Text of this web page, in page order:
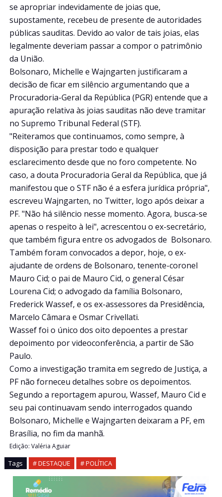
se apropriar indevidamente de joias que,
supostamente, recebeu de presente de autoridades
públicas sauditas. Devido ao valor de tais joias, elas
legalmente deveriam passar a compor o patrimônio
da União.
Bolsonaro, Michelle e Wajngarten justificaram a
decisão de ficar em silêncio argumentando que a
Procuradoria-Geral da República (PGR) entende que a
apuração relativa às joias sauditas não deve tramitar
no Supremo Tribunal Federal (STF).
"Reiteramos que continuamos, como sempre, à
disposição para prestar todo e qualquer
esclarecimento desde que no foro competente. No
caso, a douta Procuradoria Geral da República, que já
manifestou que o STF não é a esfera jurídica própria",
escreveu Wajngarten, no Twitter, logo após deixar a
PF. "Não há silêncio nesse momento. Agora, busca-se
apenas o respeito à lei", acrescentou o ex-secretário,
que também figura entre os advogados de Bolsonaro.
Também foram convocados a depor, hoje, o ex-
ajudante de ordens de Bolsonaro, tenente-coronel
Mauro Cid; o pai de Mauro Cid, o general César
Lourena Cid; o advogado da família Bolsonaro,
Frederick Wassef, e os ex-assessores da Presidência,
Marcelo Câmara e Osmar Crivellati.
Wassef foi o único dos oito depoentes a prestar
depoimento por videoconferência, a partir de São
Paulo.
Como a investigação tramita em segredo de Justiça, a
PF não forneceu detalhes sobre os depoimentos.
Segundo a reportagem apurou, Wassef, Mauro Cid e
seu pai continuavam sendo interrogados quando
Bolsonaro, Michelle e Wajngarten deixaram a PF, em
Brasília, no fim da manhã.
Edição: Valéria Aguiar
Tags # DESTAQUE # POLÍTICA